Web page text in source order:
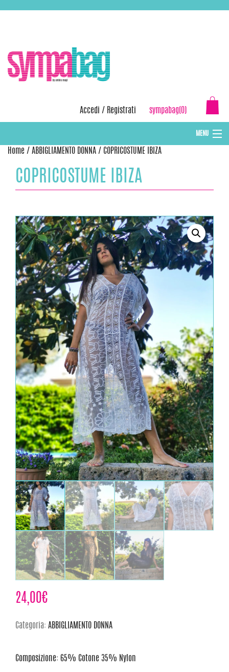
Accedi / Registrati sympabag(0)
MENU
CAPPELLI INVERNALI DONNA
CAPPELLI INVERNALI BAMBINI
BORSE MARE E POCHETTES
Home / ABBIGLIAMENTO DONNA / COPRICOSTUME IBIZA
COPRICOSTUME IBIZA
24,00€
Categoria: ABBIGLIAMENTO DONNA
Composizione: 65% Cotone 35% Nylon